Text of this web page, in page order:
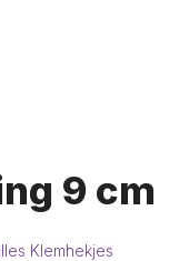
9 cm
Klemhekjes